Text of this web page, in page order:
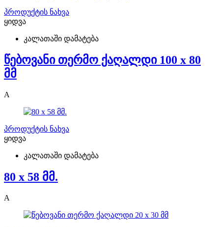
პროდუქტის ნახვა
ყიდვა
კალათაში დამატება
წებოვანი თერმო ქაღალდი 100 x 80
მმ
A
პროდუქტის ნახვა
ყიდვა
კალათაში დამატება
80 x 58 მმ.
A